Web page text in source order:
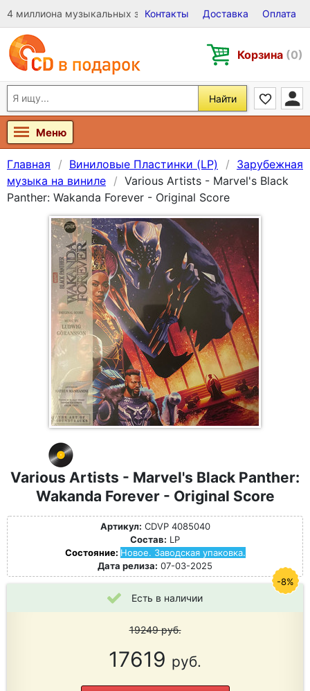
4 миллиона музыкальных записей на Виниле, CD и DVD
Контакты Доставка Оплата
Корзина (0)
Найти
Меню
Главная Виниловые Пластинки (LP)
Зарубежная
музыка на виниле
Various Artists - Marvel's Black
Panther: Wakanda Forever - Original Score
Various Artists - Marvel's Black Panther:
Wakanda Forever - Original Score
Артикул: CDVP 4085040
Состав: LP
Состояние: Новое. Заводская упаковка.
Дата релиза: 07-03-2025
Есть в наличии
19249руб.
17619 руб.
-8%